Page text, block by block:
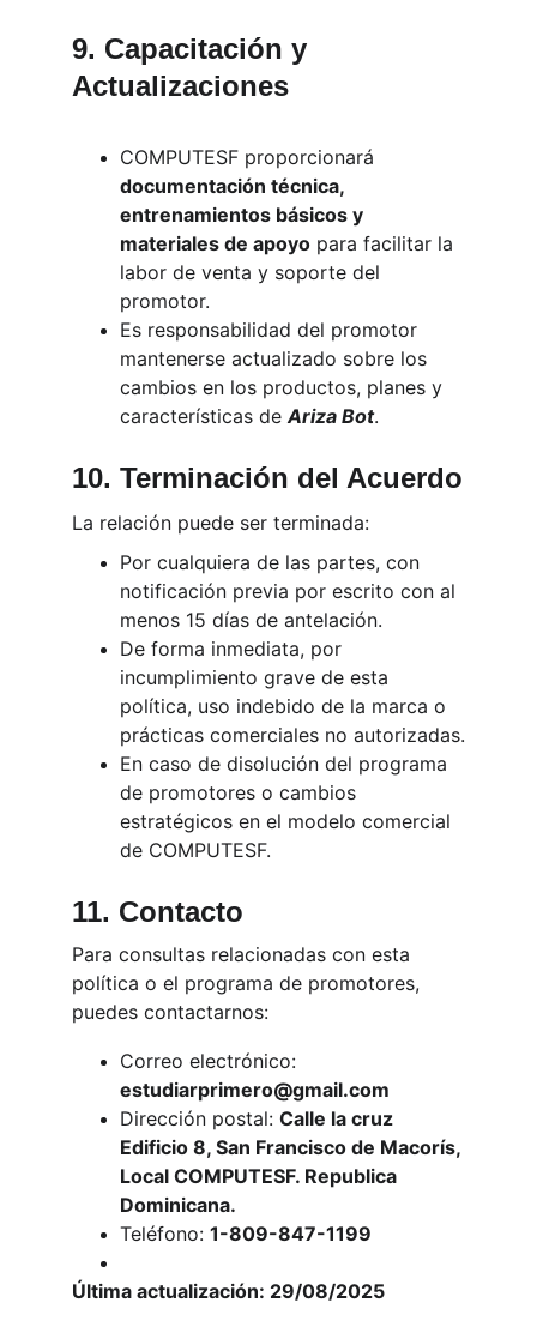
9. Capacitación y
Actualizaciones
COMPUTESF proporcionará
documentación técnica,
entrenamientos básicos y
materiales de apoyo para facilitar la
labor de venta y soporte del
promotor.
Es responsabilidad del promotor
mantenerse actualizado sobre los
cambios en los productos, planes y
características de Ariza Bot.
10. Terminación del Acuerdo
La relación puede ser terminada:
Por cualquiera de las partes, con
notificación previa por escrito con al
menos 15 días de antelación.
De forma inmediata, por
incumplimiento grave de esta
política, uso indebido de la marca o
prácticas comerciales no autorizadas.
En caso de disolución del programa
de promotores o cambios
estratégicos en el modelo comercial
de COMPUTESF.
11. Contacto
Para consultas relacionadas con esta
política o el programa de promotores,
puedes contactarnos:
Correo electrónico:
estudiarprimero@gmail.com
Dirección postal: Calle la cruz
Edificio 8, San Francisco de Macorís,
Local COMPUTESF. Republica
Dominicana.
Teléfono: 1-809-847-1199
Última actualización: 29/08/2025